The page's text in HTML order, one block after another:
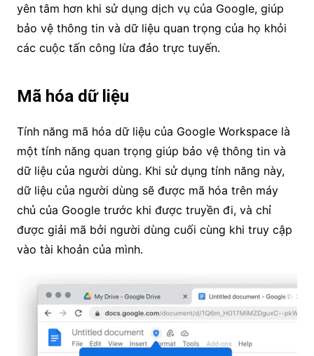
yên tâm hơn khi sử dụng dịch vụ của Google, giúp
bảo vệ thông tin và dữ liệu quan trọng của họ khỏi
các cuộc tấn công lừa đảo trực tuyến.
Mã hóa dữ liệu
Tính năng mã hóa dữ liệu của Google Workspace là
một tính năng quan trọng giúp bảo vệ thông tin và
dữ liệu của người dùng. Khi sử dụng tính năng này,
dữ liệu của người dùng sẽ được mã hóa trên máy
chủ của Google trước khi được truyền đi, và chỉ
được giải mã bởi người dùng cuối cùng khi truy cập
vào tài khoản của mình.